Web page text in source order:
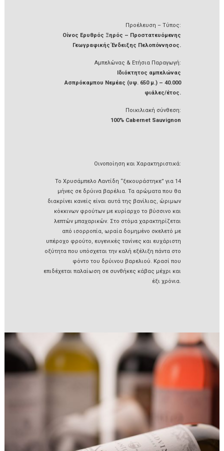
Προέλευση – Τύπος:
Οίνος Ερυθρός Ξηρός – Προστατευόμενης
Γεωγραφικής Ένδειξης Πελοπόννησος.
Αμπελώνας & Ετήσια Παραγωγή:
Ιδιόκτητος αμπελώνας
Ασπρόκαμπου Νεμέας (υψ. 650 μ.) – 40.000
φιάλες/έτος.
Ποικιλιακή σύνθεση:
100% Cabernet Sauvignon
Οινοποίηση και Χαρακτηριστικά:
Το Χρυσάμπελο Λαντίδη “ξεκουράστηκε” για 14
μήνες σε δρύινα βαρέλια. Τα αρώματα που θα
διακρίνει κανείς είναι αυτά της βανίλιας, ώριμων
κόκκινων φρούτων με κυρίαρχο το βύσσινο και
λεπτών μπαχαρικών. Στο στόμα χαρακτηρίζεται
από ισορροπία, ωραία δομημένο σκελετό με
υπέροχο φρούτο, ευγενικές τανίνες και ευχάριστη
οξύτητα που υπόσχεται την καλή εξέλιξη πάντα στο
φόντο του δρύινου βαρελιού. Κρασί που
επιδέχεται παλαίωση σε συνθήκες κάβας μέχρι και
έξι χρόνια.